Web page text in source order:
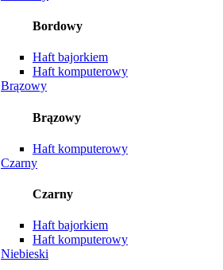
Bordowy
Haft bajorkiem
Haft komputerowy
Brązowy
Brązowy
Haft komputerowy
Czarny
Czarny
Haft bajorkiem
Haft komputerowy
Niebieski